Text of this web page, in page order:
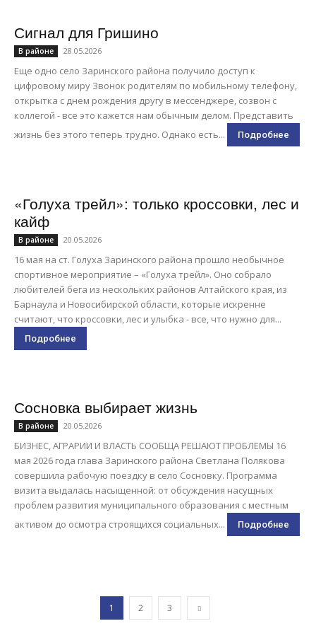
Сигнал для Гришино
В районе 28.05.2026
Еще одно село Заринского района получило доступ к
цифровому миру Звонок родителям по мобильному телефону,
открытка с днем рождения другу в мессенджере, созвон с
коллегой - все это кажется нам обычным делом. Представить
жизнь без этого теперь трудно. Однако есть...
Подробнее
«Голуха трейл»: только кроссовки, лес и
кайф
В районе 20.05.2026
16 мая на ст. Голуха Заринского района прошло необычное
спортивное мероприятие – «Голуха трейл». Оно собрало
любителей бега из нескольких районов Алтайского края, из
Барнаула и Новосибирской области, которые искренне
считают, что кроссовки, лес и улыбка - все, что нужно для...
Подробнее
Сосновка выбирает жизнь
В районе 20.05.2026
БИЗНЕС, АГРАРИИ И ВЛАСТЬ СООБЩА РЕШАЮТ ПРОБЛЕМЫ 16
мая 2026 года глава Заринского района Светлана Полякова
совершила рабочую поездку в село Сосновку. Программа
визита выдалась насыщенной: от обсуждения насущных
проблем развития муниципального образования с местным
активом до осмотра строящихся социальных...
Подробнее
1 2 3